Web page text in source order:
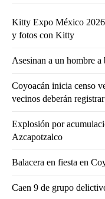
Kitty Expo México 2026
y fotos con Kitty
Asesinan a un hombre
Coyoacán inicia censo
vecinos deberán
Explosión por
Azcapotzalco
Balacera en fiesta en
Caen 9 de grupo